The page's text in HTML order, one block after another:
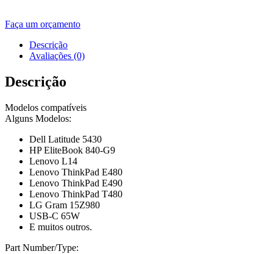
Faça um orçamento
Descrição
Avaliações (0)
Descrição
Modelos compatíveis
Alguns Modelos:
Dell Latitude 5430
HP EliteBook 840-G9
Lenovo L14
Lenovo ThinkPad E480
Lenovo ThinkPad E490
Lenovo ThinkPad T480
LG Gram 15Z980
USB-C 65W
E muitos outros.
Part Number/Type: